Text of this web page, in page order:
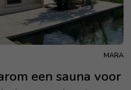
MARA
een sauna voor